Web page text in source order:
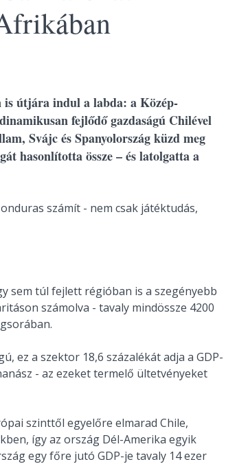
útjára indul a labda: a Közép-
fejlődő gazdaságú Chilével
Svájc és Spanyolország küzd meg
hasonlította össze – és latolgatta a
számít - nem csak játéktudás,
sem túl fejlett régióban is a szegényebb
számolva - tavaly mindössze 4200
ez a szektor 18,6 százalékát adja a GDP-
- az ezeket termelő ültetvényeket
szinttől egyelőre elmarad Chile,
így az ország Dél-Amerika egyik
egy főre jutó GDP-je tavaly 14 ezer